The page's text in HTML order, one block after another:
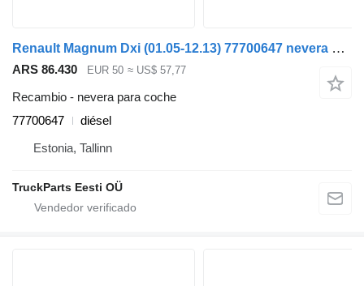
Renault Magnum Dxi (01.05-12.13) 77700647 nevera para coche para Renault Magnum (1990-2014) cabeza tractora
ARS 86.430 EUR 50 ≈ US$ 57,77
Recambio - nevera para coche
77700647
diésel
Estonia, Tallinn
TruckParts Eesti OÜ